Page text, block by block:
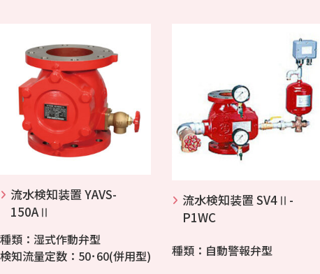
流水検知装置 YAVS-
150AⅡ
種類：湿式作動弁型
検知流量定数：50･60(併用型)
流水検知装置 SV4Ⅱ-
P1WC
種類：自動警報弁型